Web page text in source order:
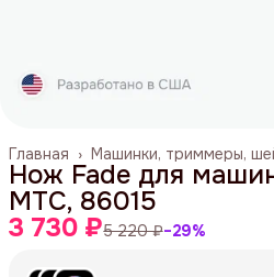
Машинки, триммеры,
Главная ›
Нож Fade для
MTC, 86015
3 730 ₽5 220 ₽−29%